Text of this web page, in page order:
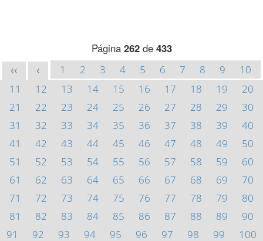
Página 262de 433
<< < 1 2 3 4 5 6 7 8 9
10
11
12 13 14 15 16 17 18 19
20
21
22 23 24 25 26 27 28 29
30
31
32 33 34 35 36 37 38 39
40
41
42 43 44 45 46 47 48 49
50
51
52 53 54 55 56 57 58 59
60
61
62 63 64 65 66 67 68 69
70
71
72 73 74 75 76 77 78 79
80
81
82 83 84 85 86 87 88 89
90
91
92 93 94 95 96 97 98 99
100